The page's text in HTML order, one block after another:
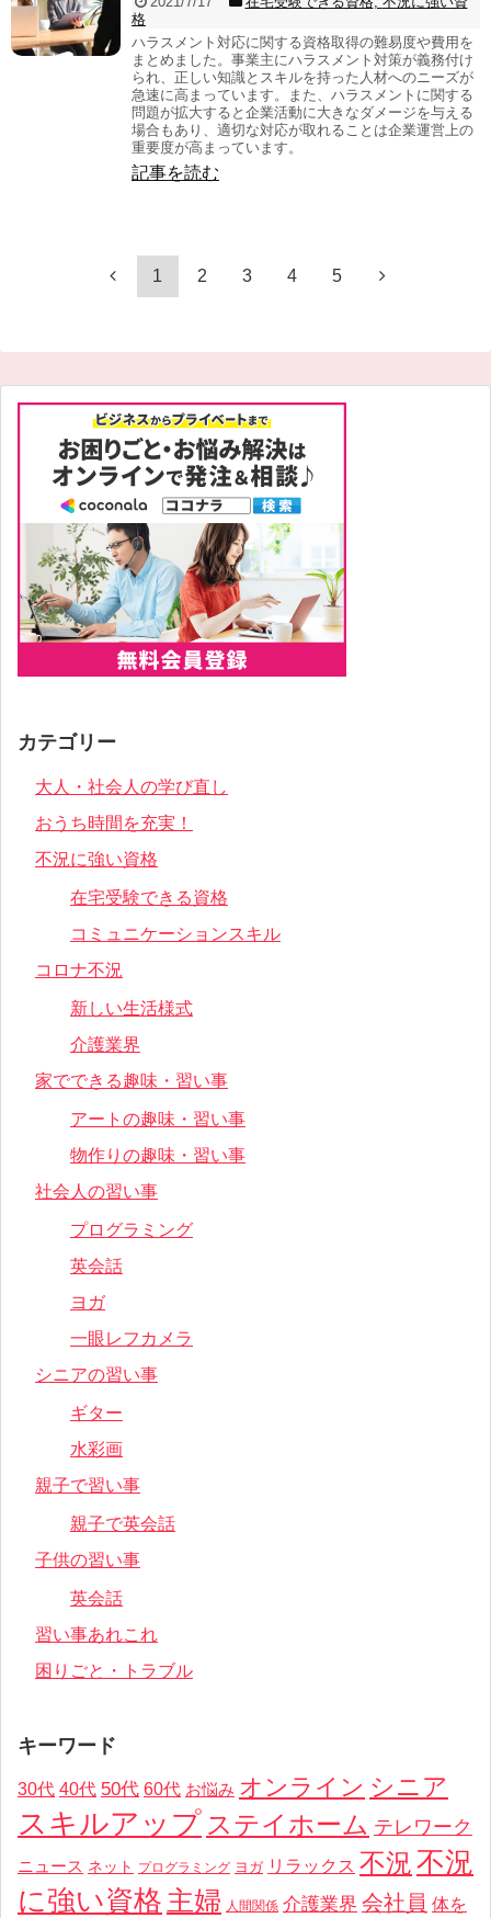
格
ハラスメント対応に関する資格取得の難易度や費用を
まとめました。事業主にハラスメント対策が義務付け
られ、正しい知識とスキルを持った人材へのニーズが
急速に高まっています。また、ハラスメントに関する
問題が拡大すると企業活動に大きなダメージを与える
場合もあり、適切な対応が取れることは企業運営上の
重要度が高まっています。
記事を読む
1 2 3 4 5
カテゴリー
大人・社会人の学び直し
おうち時間を充実！
不況に強い資格
在宅受験できる資格
コミュニケーションスキル
コロナ不況
新しい生活様式
介護業界
家でできる趣味・習い事
アートの趣味・習い事
物作りの趣味・習い事
社会人の習い事
プログラミング
英会話
ヨガ
一眼レフカメラ
シニアの習い事
ギター
水彩画
親子で習い事
親子で英会話
子供の習い事
英会話
習い事あれこれ
困りごと・トラブル
キーワード
30代 40代 50代 60代 お悩み オンライン シニア
スキルアップ ステイホーム テレワーク
ニュース ネット プログラミング ヨガ リラックス 不況不況
に強い資格 主婦 人間関係 介護業界 会社員 体を